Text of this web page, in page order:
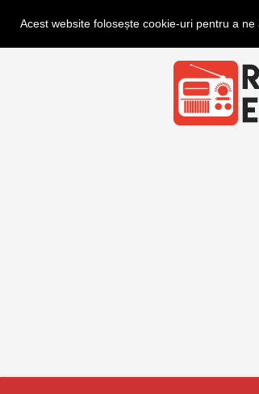
Acest website folosește cookie-uri pentru a